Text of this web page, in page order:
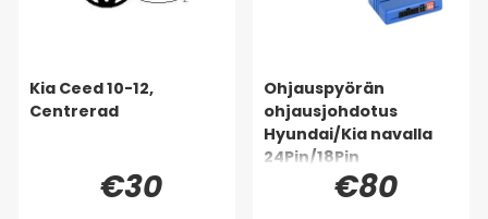
Kia Ceed 10-12,
Centrerad
€30
Ohjauspyörän
ohjausjohdotus
Hyundai/Kia navalla
24Pin/18Pin
€80